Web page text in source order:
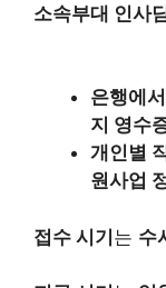
소속부대 인사
은행에
지 영수
개인별
원사업
접수 시기는 수